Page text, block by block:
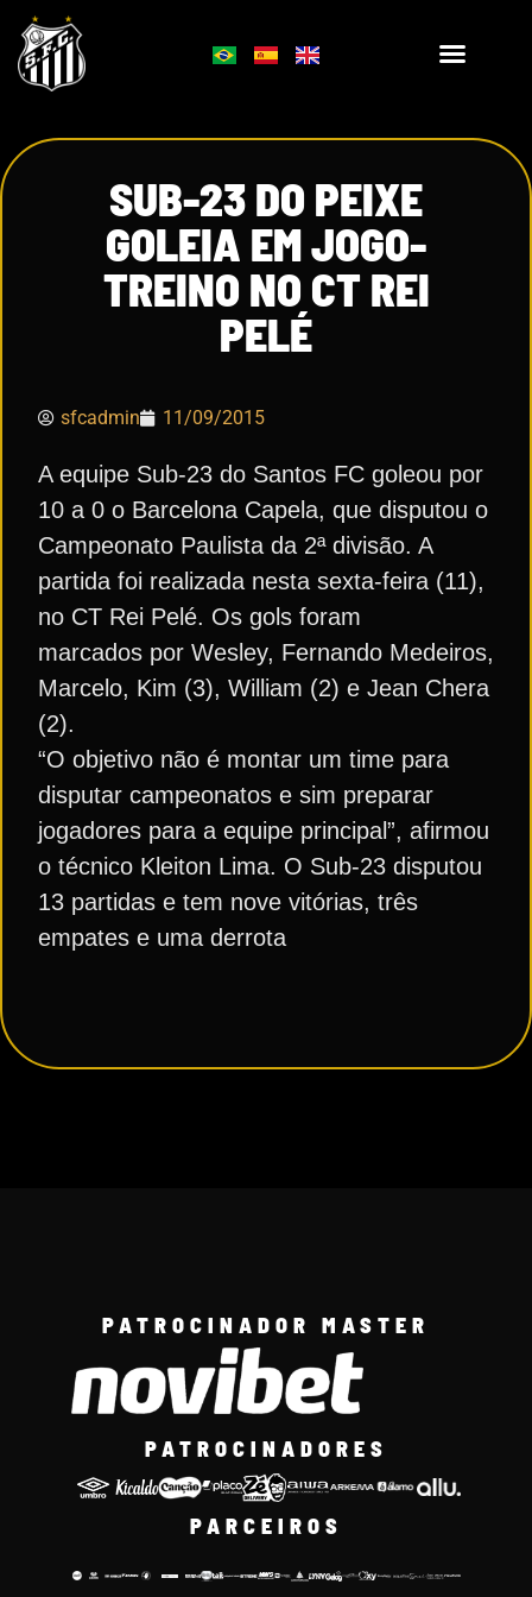
SUB-23 DO PEIXE
GOLEIA EM JOGO-
TREINO NO CT REI
PELÉ
sfcadmin 11/09/2015
A equipe Sub-23 do Santos FC goleou por
10 a 0 o Barcelona Capela, que disputou o
Campeonato Paulista da 2ª divisão. A
partida foi realizada nesta sexta-feira (11),
no CT Rei Pelé. Os gols foram
marcados por Wesley, Fernando Medeiros,
Marcelo, Kim (3), William (2) e Jean Chera
(2).
“O objetivo não é montar um time para
disputar campeonatos e sim preparar
jogadores para a equipe principal”, afirmou
o técnico Kleiton Lima. O Sub-23 disputou
13 partidas e tem nove vitórias, três
empates e uma derrota
PATROCINADOR MASTER
PATROCINADORES
PARCEIROS